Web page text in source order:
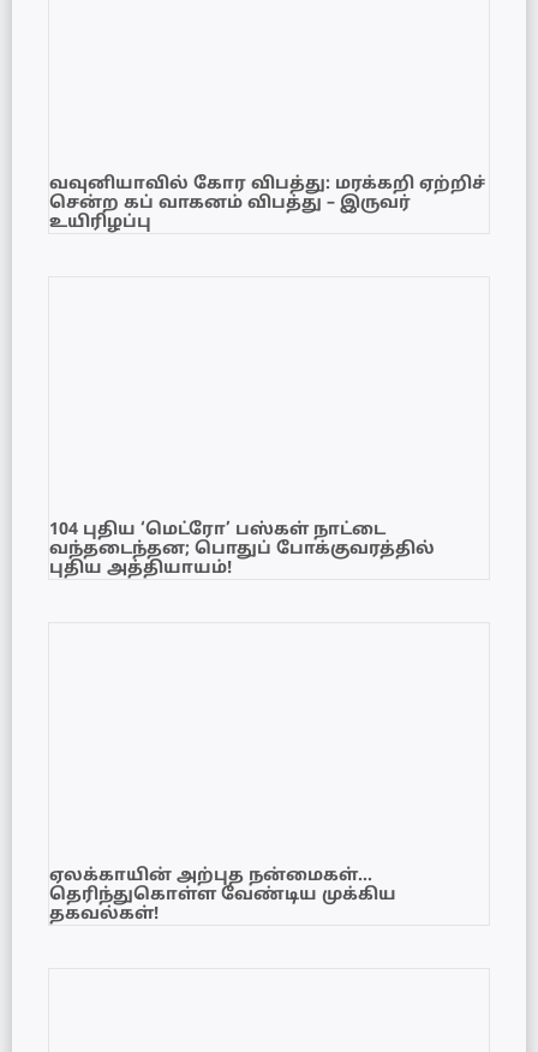
வவுனியாவில் கோர விபத்து: மரக்கறி ஏற்றிச்
சென்ற கப் வாகனம் விபத்து – இருவர்
உயிரிழப்பு
104 புதிய ‘மெட்ரோ’ பஸ்கள் நாட்டை
வந்தடைந்தன; பொதுப் போக்குவரத்தில்
புதிய அத்தியாயம்!
ஏலக்காயின் அற்புத நன்மைகள்…
தெரிந்துகொள்ள வேண்டிய முக்கிய
தகவல்கள்!